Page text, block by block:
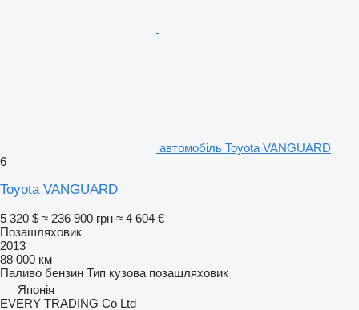
автомобіль Toyota VANGUARD
6
Toyota VANGUARD
5 320 $ ≈ 236 900 грн ≈ 4 604 €
Позашляховик
2013
88 000 км
Паливо бензин Тип кузова позашляховик
Японія
EVERY TRADING Co Ltd